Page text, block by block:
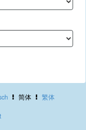
简体 繁体